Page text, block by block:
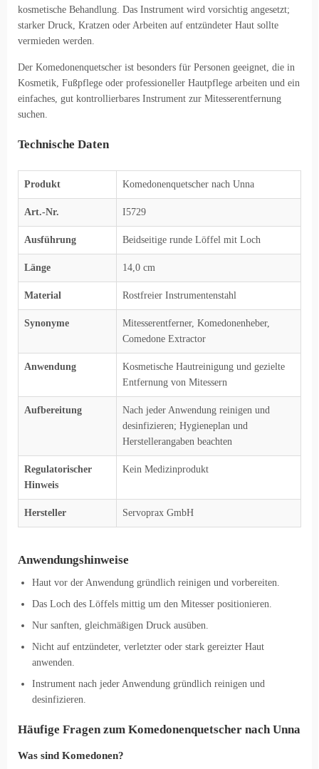
kosmetische Behandlung. Das Instrument wird vorsichtig angesetzt;
starker Druck, Kratzen oder Arbeiten auf entzündeter Haut sollte
vermieden werden.
Der Komedonenquetscher ist besonders für Personen geeignet, die in
Kosmetik, Fußpflege oder professioneller Hautpflege arbeiten und ein
einfaches, gut kontrollierbares Instrument zur Mitesserentfernung
suchen.
Technische Daten
Produkt Komedonenquetscher nach Unna
Art.-Nr. I5729
Ausführung Beidseitige runde Löffel mit Loch
Länge 14,0 cm
Material Rostfreier Instrumentenstahl
Synonyme
Mitesserentferner, Komedonenheber,
Comedone Extractor
Anwendung
Kosmetische Hautreinigung und gezielte
Entfernung von Mitessern
Aufbereitung
Nach jeder Anwendung reinigen und
desinfizieren; Hygieneplan und
Herstellerangaben beachten
Regulatorischer
Hinweis
Kein Medizinprodukt
Hersteller Servoprax GmbH
Anwendungshinweise
Haut vor der Anwendung gründlich reinigen und vorbereiten.
Das Loch des Löffels mittig um den Mitesser positionieren.
Nur sanften, gleichmäßigen Druck ausüben.
Nicht auf entzündeter, verletzter oder stark gereizter Haut
anwenden.
Instrument nach jeder Anwendung gründlich reinigen und
desinfizieren.
Häufige Fragen zum Komedonenquetscher nach Unna
Was sind Komedonen?